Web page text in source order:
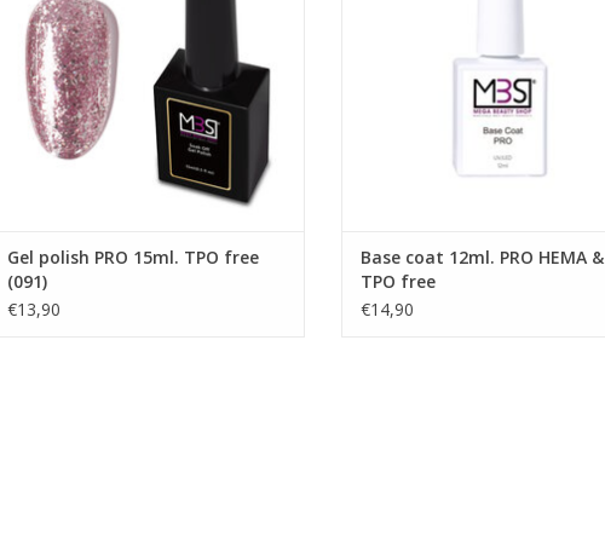
Prijzen zijn incl. btw
Winkel in Zwijndrecht
Prijzen zijn incl. BTW
TOEVOEGEN AAN WINKELWAGEN
Gel polish PRO 15ml. TPO free
(091)
€13,90
Base coat 12ml. PRO HEMA &
TPO free
€14,90